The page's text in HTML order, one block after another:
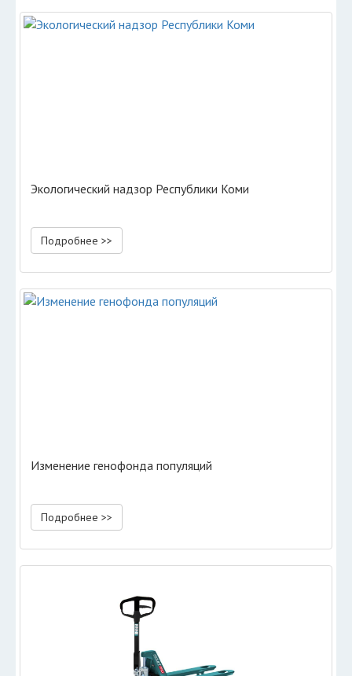
Экологический надзор Республики Коми
Подробнее >>
Изменение генофонда популяций
Подробнее >>